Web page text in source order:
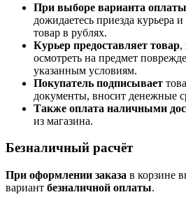
При выборе варианта
дожидаетесь приезда курьера
товар в рублях.
Курьер предоставляет товар,
осмотреть на предмет
указанным условиям.
Покупатель подписывает
документы, вносит денежные
Также оплата наличными
из магазина.
Безналичный расчёт
При оформлении заказа в корзине
вариант безналичной оплаты.